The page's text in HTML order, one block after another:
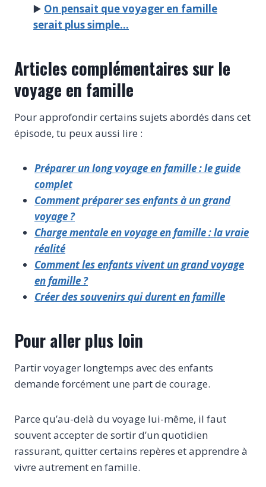
▶️ On pensait que voyager en famille
serait plus simple…
Articles complémentaires sur le
voyage en famille
Pour approfondir certains sujets abordés dans cet
épisode, tu peux aussi lire :
Préparer un long voyage en famille : le guide
complet
Comment préparer ses enfants à un grand
voyage ?
Charge mentale en voyage en famille : la vraie
réalité
Comment les enfants vivent un grand voyage
en famille ?
Créer des souvenirs qui durent en famille
Pour aller plus loin
Partir voyager longtemps avec des enfants
demande forcément une part de courage.
Parce qu’au-delà du voyage lui-même, il faut
souvent accepter de sortir d’un quotidien
rassurant, quitter certains repères et apprendre à
vivre autrement en famille.